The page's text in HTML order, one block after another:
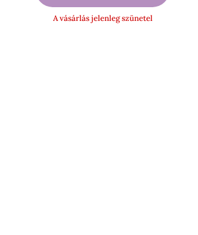
-
23
A vásárlás jelenleg szünetel